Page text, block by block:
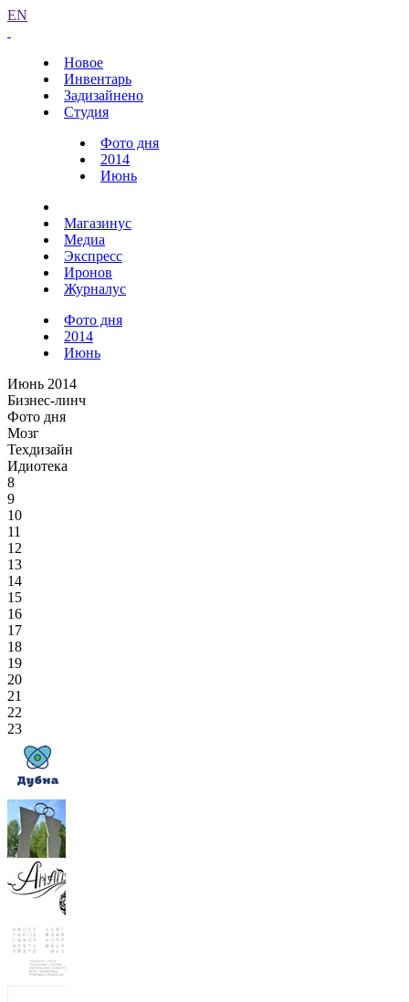
EN
Новое
Инвентарь
Задизайнено
Студия
Фото дня
2014
Июнь
Магазинус
Медиа
Экспресс
Иронов
Журналус
Фото дня
2014
Июнь
Июнь 2014
Бизнес-линч
Фото дня
Мозг
Техдизайн
Идиотека
8
9
10
11
12
13
14
15
16
17
18
19
20
21
22
23